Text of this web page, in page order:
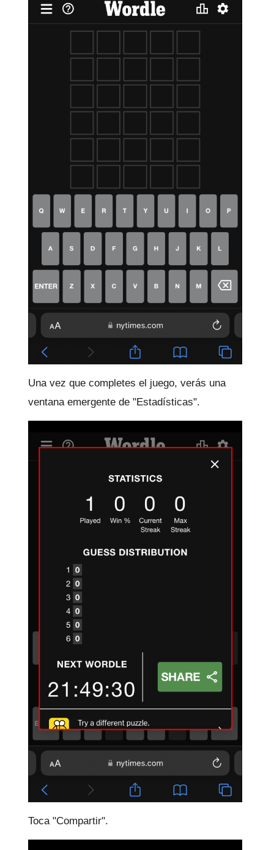
Una vez que completes el juego, verás una
ventana emergente de "Estadísticas".
Toca "Compartir".